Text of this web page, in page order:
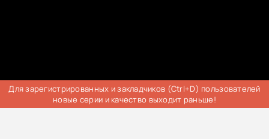
Для зарегистрированных и закладчиков (Ctrl+D) пользователей
новые серии и качество выходит раньше!